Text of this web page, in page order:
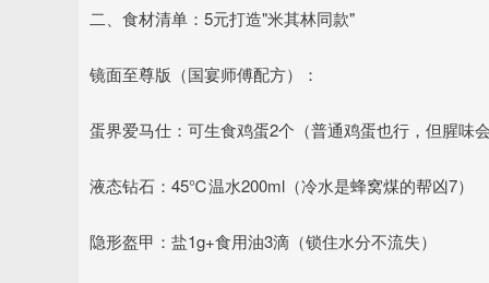
二、食材清单：5元打造"米其林同款"
镜面至尊版（国宴师傅配方）：
蛋界爱马仕：可生食鸡蛋2个（普通鸡蛋也行，但腥味
液态钻石：45℃温水200ml（冷水是蜂窝煤的帮凶7）
隐形盔甲：盐1g+食用油3滴（锁住水分不流失）